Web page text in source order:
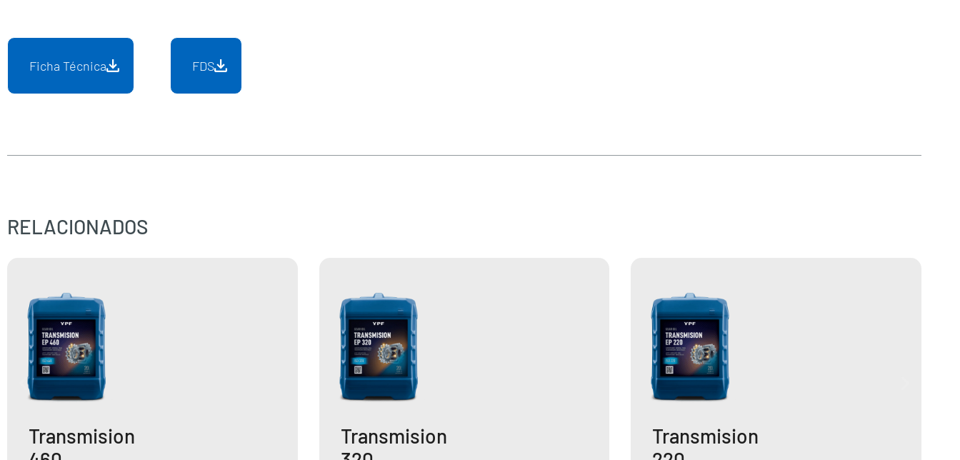
Ficha Técnica FDS
RELACIONADOS
Transmision
Transmision
Transmision